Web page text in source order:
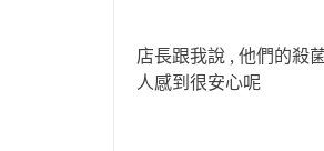
店長跟我說 , 他們的殺
人感到很安心呢